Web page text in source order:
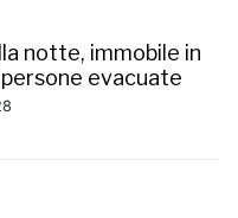
notte, immobile in
evacuate